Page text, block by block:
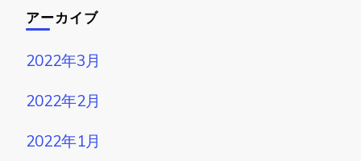
アーカイブ
2022年3月
2022年2月
2022年1月